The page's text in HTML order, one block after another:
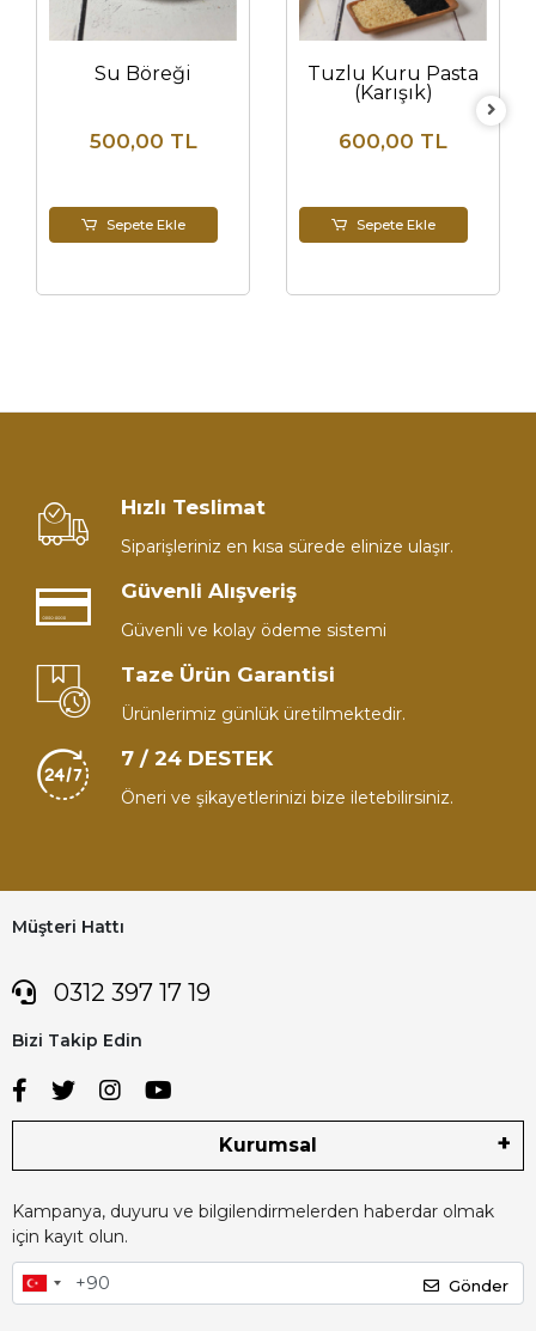
Su Böreği
500,00 TL
Sepete Ekle
Tuzlu Kuru Pasta
(Karışık)
600,00 TL
Sepete Ekle
Hızlı Teslimat
Siparişleriniz en kısa sürede elinize ulaşır.
Güvenli Alışveriş
Güvenli ve kolay ödeme sistemi
Taze Ürün Garantisi
Ürünlerimiz günlük üretilmektedir.
7 / 24 DESTEK
Öneri ve şikayetlerinizi bize iletebilirsiniz.
Müşteri Hattı
0312 397 17 19
Bizi Takip Edin
Kurumsal
Kampanya, duyuru ve bilgilendirmelerden haberdar olmak
için kayıt olun.
Gönder